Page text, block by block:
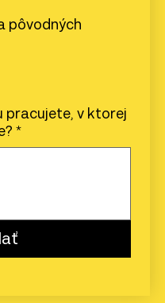
pôvodných
pracujete, v ktorej
*